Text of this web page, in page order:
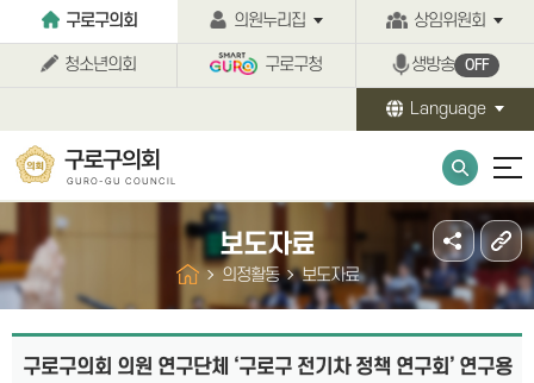
본문바로가기구로구의회 의원누리집 상임위원회
청소년의회 구로구청 생방송 OFF
Language
구로구의회
GURO-GU COUNCIL
보도자료
의정활동 보도자료
구로구의회 의원 연구단체 ‘구로구 전기차 정책 연구회’ 연구용